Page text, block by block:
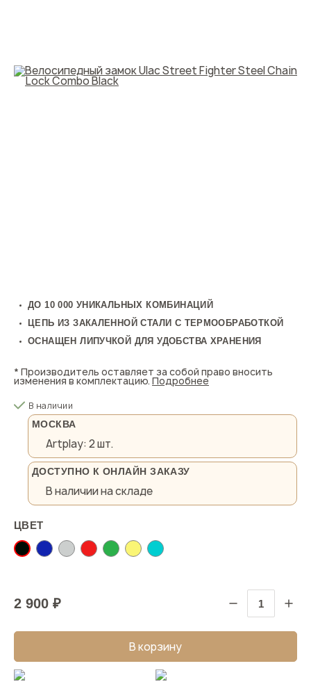
ДО 10 000 УНИКАЛЬНЫХ КОМБИНАЦИЙ
ЦЕПЬ ИЗ ЗАКАЛЕННОЙ СТАЛИ С ТЕРМООБРАБОТКОЙ
ОСНАЩЕН ЛИПУЧКОЙ ДЛЯ УДОБСТВА ХРАНЕНИЯ
* Производитель оставляет за собой право вносить
изменения в комплектацию. Подробнее
В наличии
МОСКВА
Artplay:2 шт.
ДОСТУПНО К ОНЛАЙН ЗАКАЗУ
В наличии на складе
ЦВЕТ
2 900 ₽
В корзину